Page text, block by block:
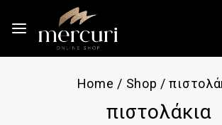
Home / Shop /
πιστολάκια